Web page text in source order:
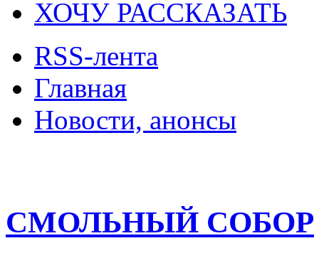
ХОЧУ РАССКАЗАТЬ
RSS-лента
Главная
Новости, анонсы
СМОЛЬНЫЙ СОБОР